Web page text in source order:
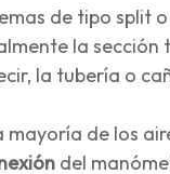
de tipo split
la
la tubería o
mayoría de los
del